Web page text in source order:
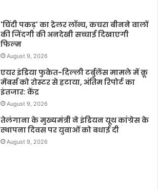
'चिंदी पकड़' का ट्रेलर लॉन्च, कचरा बीनने वालों
की जिंदगी की अनदेखी सच्चाई दिखाएगी
फिल्म
August 9, 2026
एयर इंडिया फुकेत-दिल्ली टर्बुलेंस मामले में क्रू
मेंबर्स को रोस्टर से हटाया, अंतिम रिपोर्ट का
इंतजार: केंद्र
August 9, 2026
तेलंगाना के मुख्यमंत्री ने इंडियन यूथ कांग्रेस के
स्थापना दिवस पर युवाओं को बधाई दी
August 9, 2026